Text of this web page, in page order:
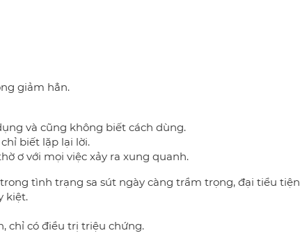
giảm hẳn.
và cũng không biết cách dùng.
biết lặp lại lời.
ơ với mọi việc xảy ra xung quanh.
tình trạng sa sút ngày càng trầm trọng, đại tiểu tiện
kiệt.
chỉ có điều trị triệu chứng.